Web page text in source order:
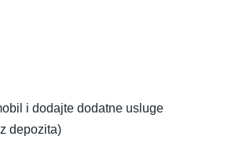
i dodajte dodatne usluge
depozita)